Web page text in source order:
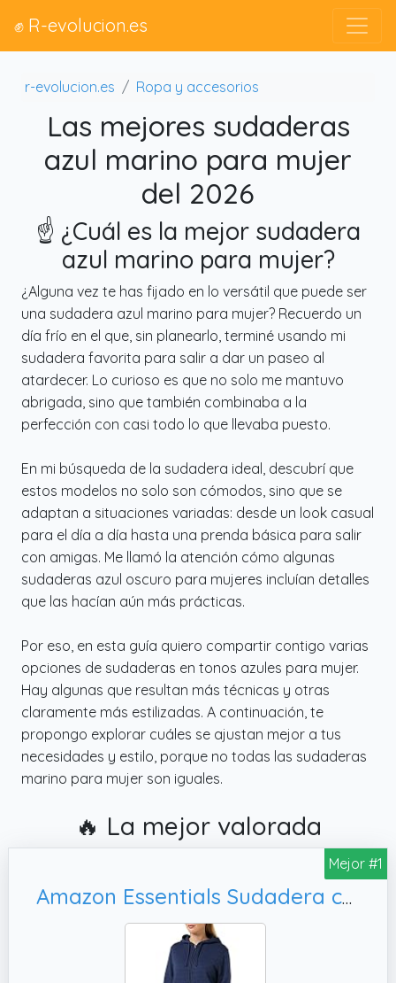
✊ R-evolucion.es
r-evolucion.es Ropa y accesorios
Las mejores sudaderas
azul marino para mujer
del 2026
☝️ ¿Cuál es la mejor sudadera
azul marino para mujer?
¿Alguna vez te has fijado en lo versátil que puede ser
una sudadera azul marino para mujer? Recuerdo un
día frío en el que, sin planearlo, terminé usando mi
sudadera favorita para salir a dar un paseo al
atardecer. Lo curioso es que no solo me mantuvo
abrigada, sino que también combinaba a la
perfección con casi todo lo que llevaba puesto.
En mi búsqueda de la sudadera ideal, descubrí que
estos modelos no solo son cómodos, sino que se
adaptan a situaciones variadas: desde un look casual
para el día a día hasta una prenda básica para salir
con amigas. Me llamó la atención cómo algunas
sudaderas azul oscuro para mujeres incluían detalles
que las hacían aún más prácticas.
Por eso, en esta guía quiero compartir contigo varias
opciones de sudaderas en tonos azules para mujer.
Hay algunas que resultan más técnicas y otras
claramente más estilizadas. A continuación, te
propongo explorar cuáles se ajustan mejor a tus
necesidades y estilo, porque no todas las sudaderas
marino para mujer son iguales.
🔥 La mejor valorada
Mejor #1
Amazon Essentials Sudadera con capucha de forro polar con cremallera completa (disponible en tallas grandes) Mujer, S